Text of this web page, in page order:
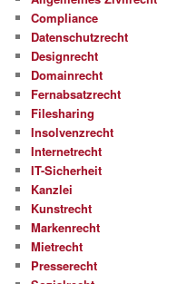
Compliance
Datenschutzrecht
Designrecht
Domainrecht
Fernabsatzrecht
Filesharing
Insolvenzrecht
Internetrecht
IT-Sicherheit
Kanzlei
Kunstrecht
Markenrecht
Mietrecht
Presserecht